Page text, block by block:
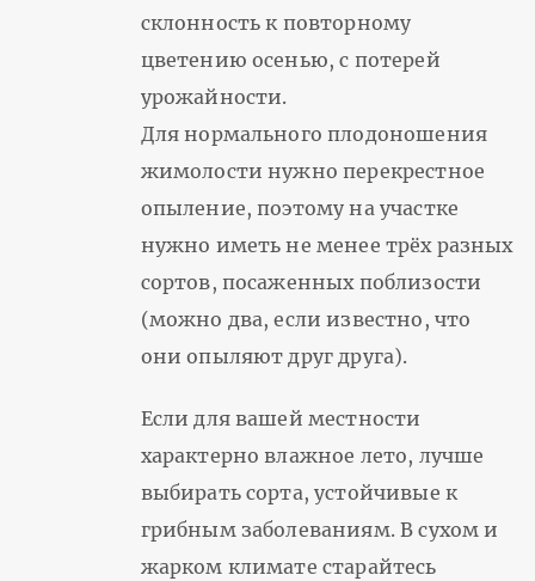
склонность к повторному
цветению осенью, с потерей
урожайности.
Для нормального плодоношения
жимолости нужно перекрестное
опыление, поэтому на участке
нужно иметь не менее трёх разных
сортов, посаженных поблизости
(можно два, если известно, что
они опыляют друг друга).
Если для вашей местности
характерно влажное лето, лучше
выбирать сорта, устойчивые к
грибным заболеваниям. В сухом и
жарком климате старайтесь